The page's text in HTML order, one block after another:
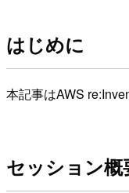
はじめに
本記事はAWS
セッション概